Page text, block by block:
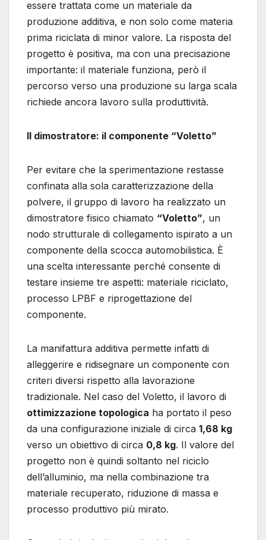
essere trattata come un materiale da
produzione additiva, e non solo come materia
prima riciclata di minor valore. La risposta del
progetto è positiva, ma con una precisazione
importante: il materiale funziona, però il
percorso verso una produzione su larga scala
richiede ancora lavoro sulla produttività.
Il dimostratore: il componente “Voletto”
Per evitare che la sperimentazione restasse
confinata alla sola caratterizzazione della
polvere, il gruppo di lavoro ha realizzato un
dimostratore fisico chiamato “Voletto”, un
nodo strutturale di collegamento ispirato a un
componente della scocca automobilistica. È
una scelta interessante perché consente di
testare insieme tre aspetti: materiale riciclato,
processo LPBF e riprogettazione del
componente.
La manifattura additiva permette infatti di
alleggerire e ridisegnare un componente con
criteri diversi rispetto alla lavorazione
tradizionale. Nel caso del Voletto, il lavoro di
ottimizzazione topologica ha portato il peso
da una configurazione iniziale di circa 1,68 kg
verso un obiettivo di circa 0,8 kg. Il valore del
progetto non è quindi soltanto nel riciclo
dell’alluminio, ma nella combinazione tra
materiale recuperato, riduzione di massa e
processo produttivo più mirato.